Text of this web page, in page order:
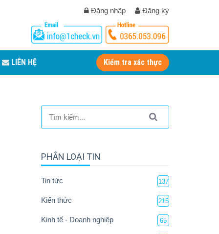
Đăng nhập Đăng ký
LIÊN HỆ Kiểm tra xác thực
PHÂN LOẠI TIN
Tin tức 137
Kiến thức 215
Kinh tế - Doanh nghiệp 65